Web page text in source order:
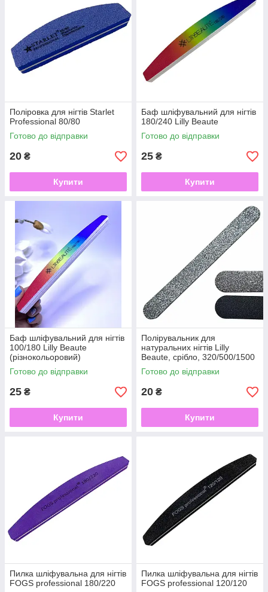
Поліровка для нігтів Starlet
Professional 80/80
Готово до відправки
20 ₴
Купити
Баф шліфувальний для нігтів
180/240 Lilly Beaute
Готово до відправки
25 ₴
Купити
Баф шліфувальний для нігтів
100/180 Lilly Beaute
(різнокольоровий)
Готово до відправки
25 ₴
Купити
Полірувальник для
натуральних нігтів Lilly
Beaute, срібло, 320/500/1500
Готово до відправки
20 ₴
Купити
Пилка шліфувальна для нігтів
FOGS professional 180/220
Пилка шліфувальна для нігтів
FOGS professional 120/120